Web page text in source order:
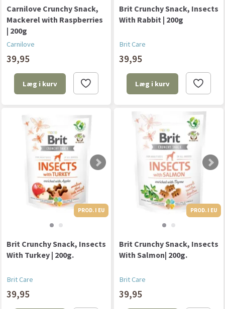
Carnilove Crunchy Snack,
Mackerel with Raspberries
| 200g
Carnilove
39,95
Læg i kurv
Brit Crunchy Snack, Insects
With Rabbit | 200g
Brit Care
39,95
Læg i kurv
PROD. I EU PROD. I EU
Brit Crunchy Snack, Insects
With Turkey | 200g.
Brit Care
39,95
PROD. I EU
Brit Crunchy Snack, Insects
With Salmon| 200g.
Brit Care
39,95